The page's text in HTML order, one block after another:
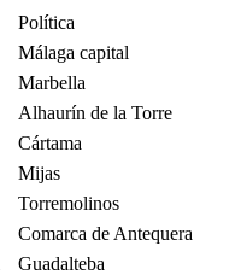
Política
Málaga capital
Marbella
Alhaurín de la Torre
Cártama
Mijas
Torremolinos
Comarca de Antequera
Guadalteba